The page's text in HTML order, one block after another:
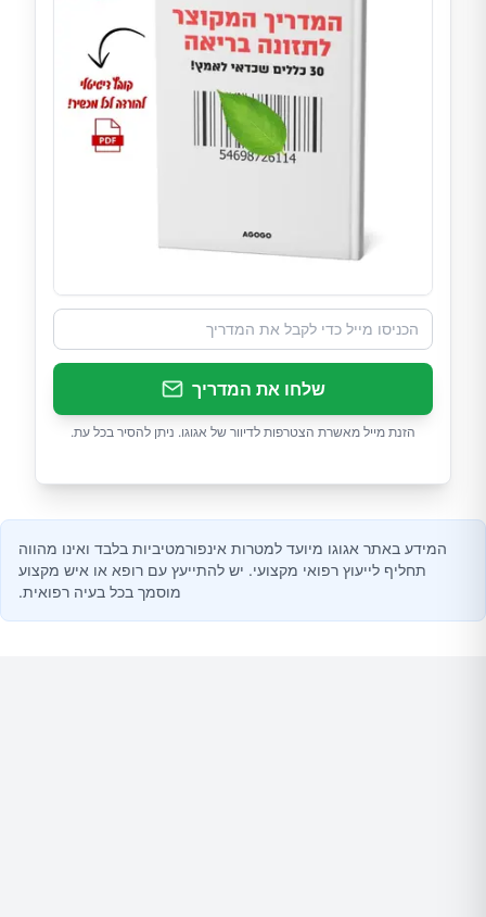
שלחו את המדריך
הזנת מייל מאשרת הצטרפות לדיוור של אגוגו. ניתן להסיר בכל עת.
המידע באתר אגוגו מיועד למטרות אינפורמטיביות בלבד ואינו מהווה
תחליף לייעוץ רפואי מקצועי. יש להתייעץ עם רופא או איש מקצוע
מוסמך בכל בעיה רפואית.